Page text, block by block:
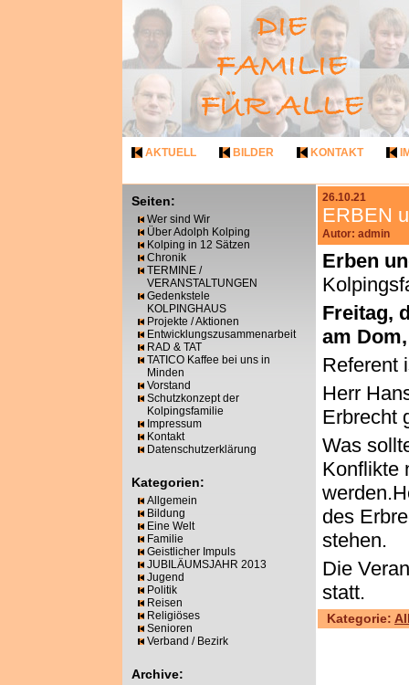
AKTUELL BILDER KONTAKT
Seiten:
Wer sind Wir
Über Adolph Kolping
Kolping in 12 Sätzen
Chronik
TERMINE /
VERANSTALTUNGEN
Gedenkstele
KOLPINGHAUS
Projekte / Aktionen
Entwicklungszusammenarbeit
RAD & TAT
TATICO Kaffee bei uns in
Minden
Vorstand
Schutzkonzept der
Kolpingsfamilie
Impressum
Kontakt
Datenschutzerklärung
Kategorien:
Allgemein
Bildung
Eine Welt
Familie
Geistlicher Impuls
JUBILÄUMSJAHR 2013
Jugend
Politik
Reisen
Religiöses
Senioren
Verband / Bezirk
Archive:
26.10.21
ERBEN
Autor: admin
Erben
Freitag,
am
Referent
Herr
Erbrecht
Was
Konflikte
des
stehen.
Die
statt.
Kategorie: